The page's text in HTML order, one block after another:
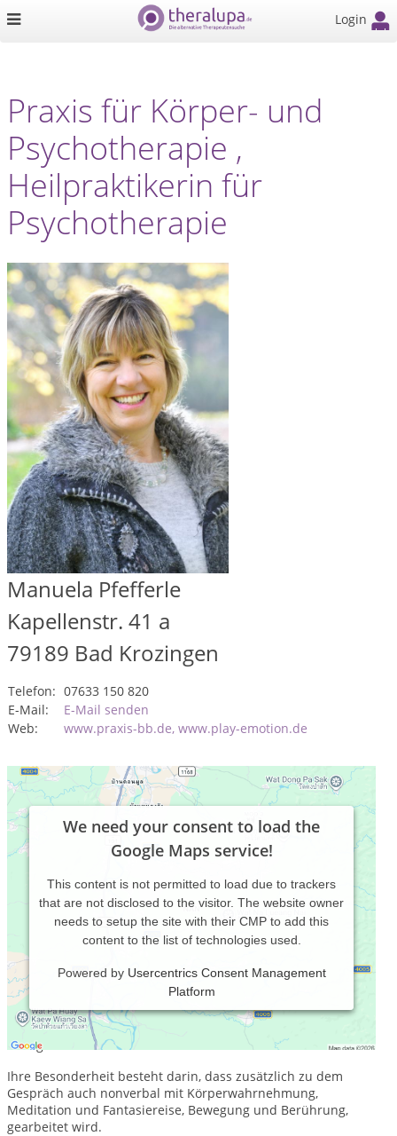
Login
Praxis für Körper- und
Psychotherapie ,
Heilpraktikerin für
Psychotherapie
Manuela Pfefferle
Kapellenstr. 41 a
79189 Bad Krozingen
Telefon: 07633 150 820
E-Mail:
E-Mail senden
Web:
www.praxis-bb.de, www.play-emotion.de
We need your consent to load the
Google Maps service!
This content is not permitted to load due to trackers
that are not disclosed to the visitor. The website owner
needs to setup the site with their CMP to add this
content to the list of technologies used.
Powered by Usercentrics Consent Management
Platform
Körperpsychotherapie ist eine effektive therapeutische
Methode, deren Wirksamkeit durch zahlreiche Studien
nachgewiesen wurde.
Ihre Besonderheit besteht darin, dass zusätzlich zu dem
Gespräch auch nonverbal mit Körperwahrnehmung,
Meditation und Fantasiereise, Bewegung und Berührung,
gearbeitet wird.